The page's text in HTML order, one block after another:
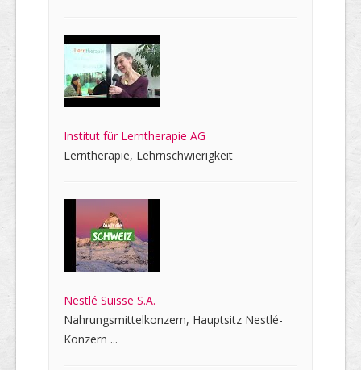
Institut für Lerntherapie AG
Lerntherapie, Lehrnschwierigkeit
Nestlé Suisse S.A.
Nahrungsmittelkonzern, Hauptsitz Nestlé-
Konzern ...